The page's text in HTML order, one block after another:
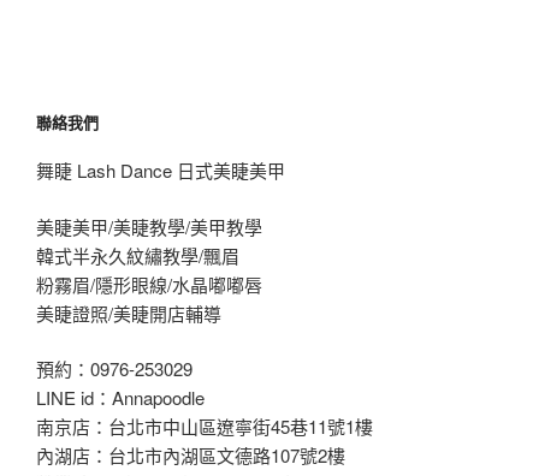
聯絡我們
舞睫 Lash Dance 日式美睫美甲
美睫美甲/美睫教學/美甲教學
韓式半永久紋繡教學/飄眉
粉霧眉/隱形眼線/水晶嘟嘟唇
美睫證照/美睫開店輔導
預約：0976-253029
LINE id：Annapoodle
南京店：台北市中山區遼寧街45巷11號1樓
內湖店：台北市內湖區文德路107號2樓